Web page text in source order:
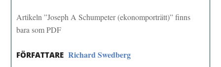
Artikeln ”Joseph A Schumpeter (ekonomporträtt)” finns
bara som PDF
FÖRFATTARE Richard Swedberg